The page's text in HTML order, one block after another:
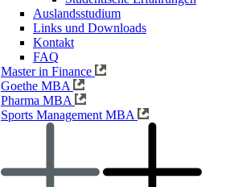
Auslandsstudium
Links und Downloads
Kontakt
FAQ
Master in Finance
Goethe MBA
Pharma MBA
Sports Management MBA